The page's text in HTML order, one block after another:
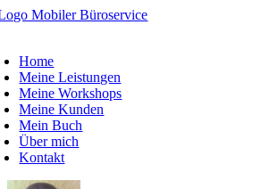
Zum
Home
Meine Leistungen
Meine Workshops
Meine Kunden
Mein Buch
Über mich
Kontakt